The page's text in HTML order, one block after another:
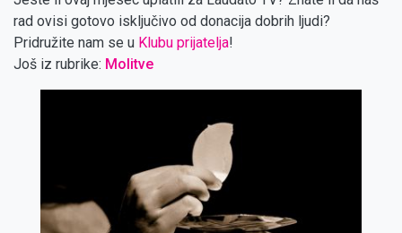
rad ovisi gotovo isključivo od donacija dobrih ljudi?
Pridružite nam se u Klubu prijatelja!
Još iz rubrike: Molitve